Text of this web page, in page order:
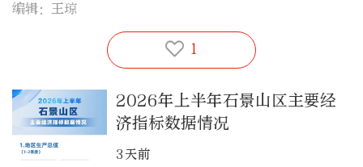
编辑：王琼
1
2026年上半年石景山区主要经
济指标数据情况
3天前